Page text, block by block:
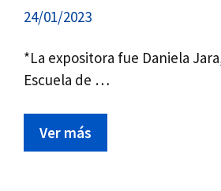
24/01/2023
*La expositora fue Daniela
Escuela de …
Ver más